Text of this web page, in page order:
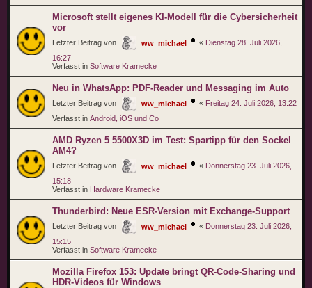
Microsoft stellt eigenes KI-Modell für die Cybersicherheit
vor
Letzter Beitrag von ww_michael « Dienstag 28. Juli 2026,
16:27
Verfasst in Software Kramecke
Neu in WhatsApp: PDF-Reader und Messaging im Auto
Letzter Beitrag von ww_michael « Freitag 24. Juli 2026, 13:22
Verfasst in Android, iOS und Co
AMD Ryzen 5 5500X3D im Test: Spartipp für den Sockel
AM4?
Letzter Beitrag von ww_michael « Donnerstag 23. Juli 2026,
15:18
Verfasst in Hardware Kramecke
Thunderbird: Neue ESR-Version mit Exchange-Support
Letzter Beitrag von ww_michael « Donnerstag 23. Juli 2026,
15:15
Verfasst in Software Kramecke
Mozilla Firefox 153: Update bringt QR-Code-Sharing und
HDR-Videos für Windows